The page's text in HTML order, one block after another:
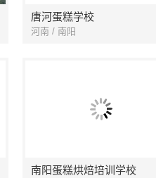
唐河蛋糕学校
河南 / 南阳
南阳蛋糕烘焙培训学校